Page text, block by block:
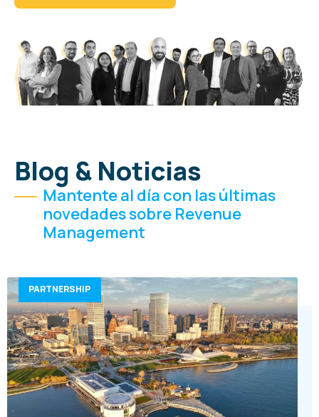
Blog & Noticias
Mantente al día con las últimas
novedades sobre Revenue
Management
PARTNERSHIP